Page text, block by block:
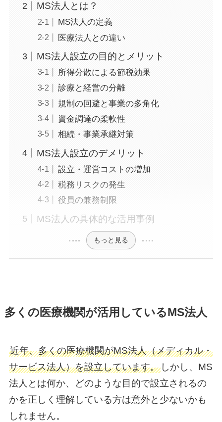
MS法人とは？
MS法人の定義
医療法人との違い
MS法人設立の目的とメリット
所得分散による節税効果
診療と経営の分離
規制の回避と事業の多角化
資金調達の柔軟性
相続・事業承継対策
MS法人設立のデメリット
設立・運営コストの増加
税務リスクの発生
役員の兼務制限
MS法人の具体的な活用事例
もっと見る
多くの医療機関が活用しているMS法人
近年、多くの医療機関がMS法人（メディカル・
サービス法人）を設立しています。しかし、MS
法人とは何か、どのような目的で設立されるの
かを正しく理解している方は意外と少ないかも
しれません。